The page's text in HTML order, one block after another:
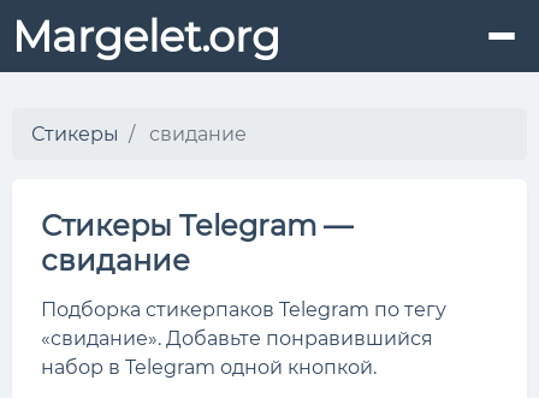
Margelet.org
Стикеры свидание
Стикеры Telegram —
свидание
Подборка стикерпаков Telegram по тегу
«свидание». Добавьте понравившийся
набор в Telegram одной кнопкой.